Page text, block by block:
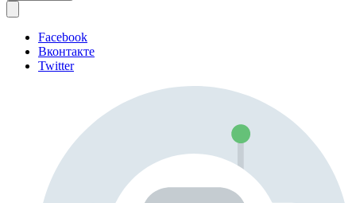
Facebook
Вконтакте
Twitter